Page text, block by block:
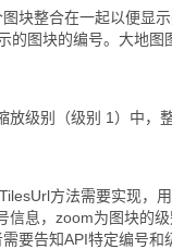
块整合在一起以便显
图块的编号。大地图
级别（级别 1）中，
方法需要实现，用
息，zoom为图块的
要告知API特定编号和